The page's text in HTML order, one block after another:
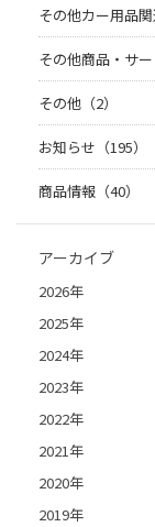
その他カー用品関
その他商品・サー
その他（2）
お知らせ（195）
商品情報（40）
アーカイブ
2026年
2025年
2024年
2023年
2022年
2021年
2020年
2019年